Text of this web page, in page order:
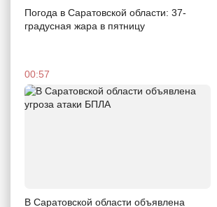
Погода в Саратовской области: 37-
градусная жара в пятницу
00:57
В Саратовской области объявлена